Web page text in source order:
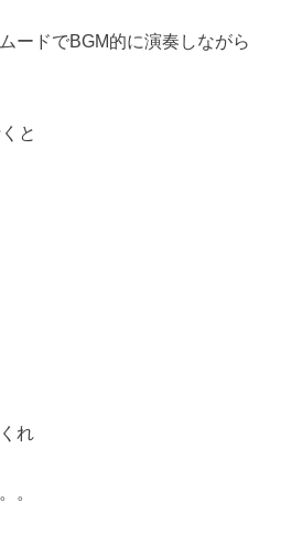
ードでBGM的に演奏しながら
と
れ
。